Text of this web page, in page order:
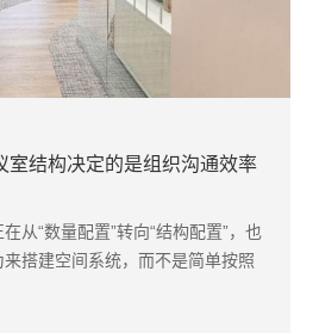
室结构决定的是组织沟通效率
从“数量配置”转向“结构配置”，也
搭建空间系统，而不是简单按照